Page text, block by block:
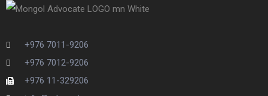
+976 7011-9206
+976 7012-9206
+976 11-329206